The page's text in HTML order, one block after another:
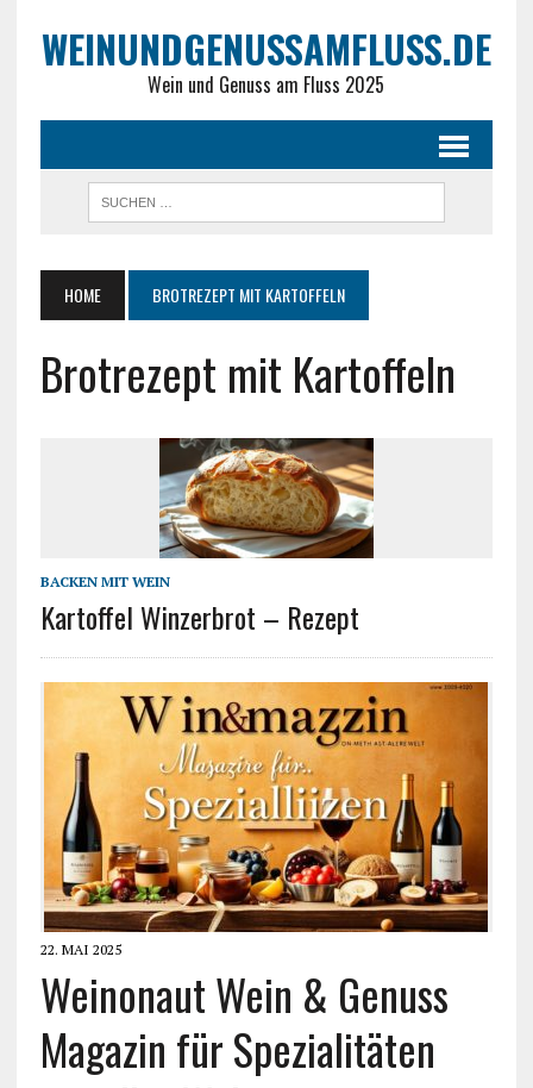
WEINUNDGENUSSAMFLUSS.DE
Wein und Genuss am Fluss 2025
HOME BROTREZEPT MIT KARTOFFELN
Brotrezept mit Kartoffeln
BACKEN MIT WEIN
Kartoffel Winzerbrot – Rezept
22. MAI 2025
Weinonaut Wein & Genuss
Magazin für Spezialitäten